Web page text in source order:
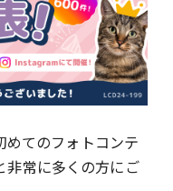
てのフォトコンテ
非常に多くの方にご